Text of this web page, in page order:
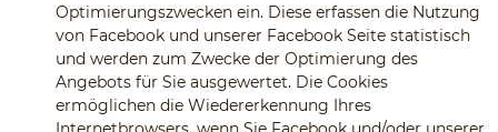
Optimierungszwecken ein. Diese erfassen die Nutzung
von Facebook und unserer Facebook Seite statistisch
und werden zum Zwecke der Optimierung des
Angebots für Sie ausgewertet. Die Cookies
ermöglichen die Wiedererkennung Ihres